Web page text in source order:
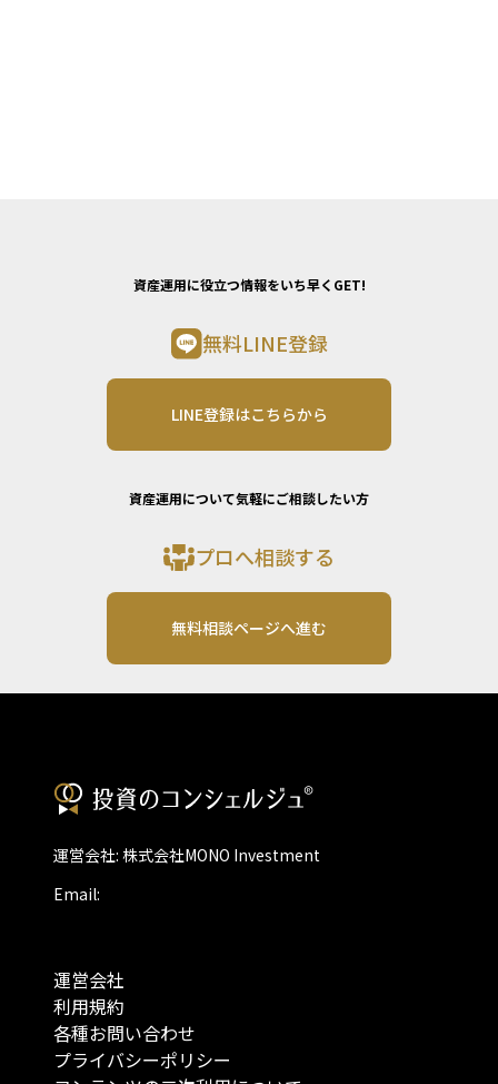
資産運用に役立つ情報をいち早くGET!
無料LINE登録
LINE登録はこちらから
資産運用について気軽にご相談したい方
プロへ相談する
無料相談ページへ進む
運営会社: 株式会社MONO Investment
Email:
運営会社
利用規約
各種お問い合わせ
プライバシーポリシー